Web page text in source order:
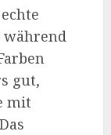
während
gut,
mit